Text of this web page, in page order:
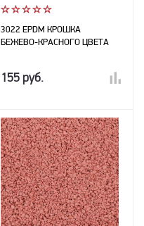
3022 EPDM КРОШКА
БЕЖЕВО-КРАСНОГО ЦВЕТА
155 руб.